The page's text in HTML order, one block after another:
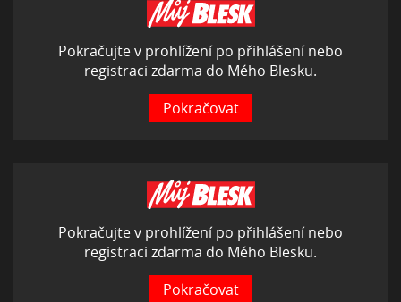
Pokračujte v prohlížení po přihlášení nebo
registraci zdarma do Mého Blesku.
Pokračovat
Pokračujte v prohlížení po přihlášení nebo
registraci zdarma do Mého Blesku.
Pokračovat